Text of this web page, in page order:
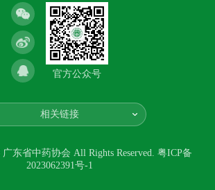
官方公众号
相关链接
东省中药协会 All Rights Reserved. 粤ICP备
2023062391号-1